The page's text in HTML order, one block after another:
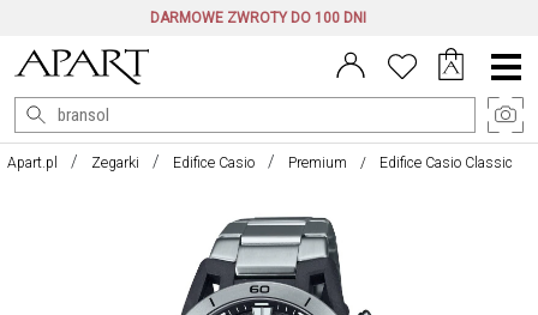
DARMOWE ZWROTY DO 100 DNI
Menu
główne
Apart.pl Zegarki Edifice Casio Premium Edifice Casio Classic